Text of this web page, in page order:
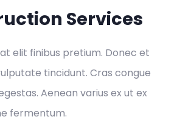
Services
elit finibus pretium. Donec et
tincidunt. Cras congue
Aenean varius ex ut ex
fermentum.